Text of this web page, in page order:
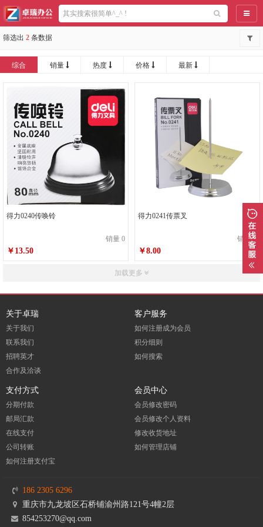
导航
筛选出 2 条数据
综合 销量 热度 价格 最新
得力0240传唤铃
销量 0
￥13.50
得力0241传票叉
销量 0
￥8.00
加载更多
关于卓瑞
关于我们
联系我们
招聘英才
合作及洽谈
客户服务
如何注册成为会员
积分细则
如何搜索
支付方式
分期付款
邮局汇款
在线支付
公司转账
如何注册支付宝
会员中心
会员修改密码
会员修改个人资料
修改收货地址
如何管理店铺
186 2305 6296
重庆市九龙坡区石桥铺渝州路121号4幢2层
854253270@qq.com